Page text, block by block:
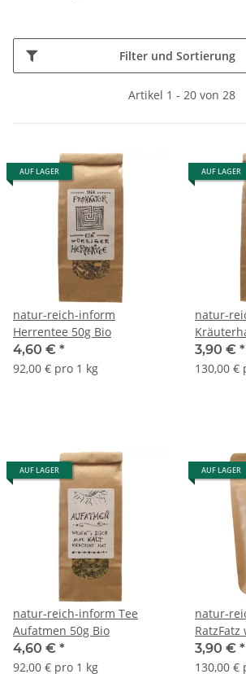
Filter und Sortierung
Artikel 1 - 20 von 28
AUF LAGER
natur-reich-inform
Herrentee 50g Bio
4,60 € *
92,00 € pro 1 kg
AUF LAGER
natur-
3,90 € *
130,00 €
AUF LAGER
natur-reich-inform Tee
Aufatmen 50g Bio
4,60 € *
92,00 € pro 1 kg
AUF LAGER
natur-
3,90 € *
130,00 €